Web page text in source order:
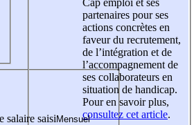
salaire saisi
partenaires pour ses
actions concrètes en
faveur du recrutement,
de l’intégration et de
l’accompagnement de
ses collaborateurs en
situation de handicap.
Pour en savoir plus,
consultez cet article.